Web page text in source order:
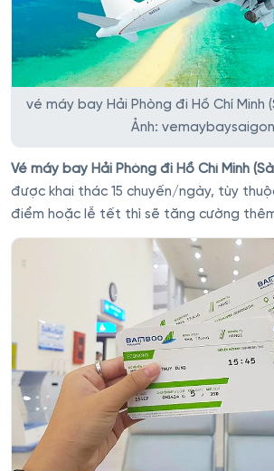
vé máy bay Hải Phòng đi Hồ Chí Minh
Ảnh: vemaybaysaigon
Vé máy bay Hải Phòng đi Hồ Chí Minh
được khai thác 15 chuyến/ngày, tùy
điểm hoặc lễ tết thì sẽ tăng cường